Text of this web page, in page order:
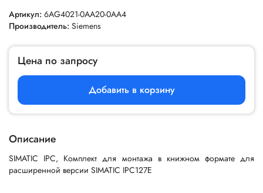
Артикул: 6AG4021-0AA20-0AA4
Производитель: Siemens
Цена по запросу
Добавить в корзину
Описание
SIMATIC IPC, Комплект для монтажа в книжном формате для
расширенной версии SIMATIC IPC127E